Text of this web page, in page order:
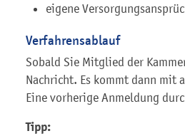
eigene
Verfahrensablauf
Sobald Sie Mitglied der
Nachricht. Es kommt dann mit
Eine vorherige Anmeldung
Tipp: